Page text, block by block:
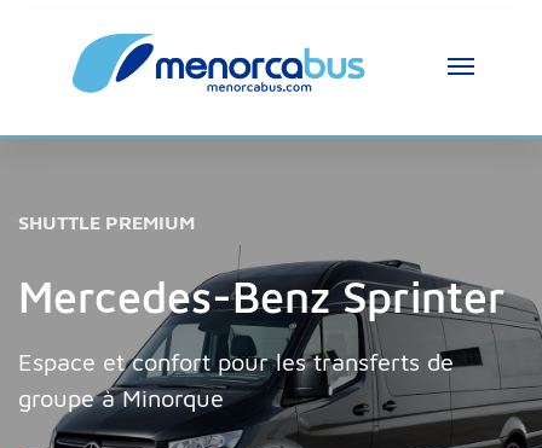
SHUTTLE PREMIUM
Mercedes-Benz Sprinter
Espace et confort pour les transferts de
groupe à Minorque